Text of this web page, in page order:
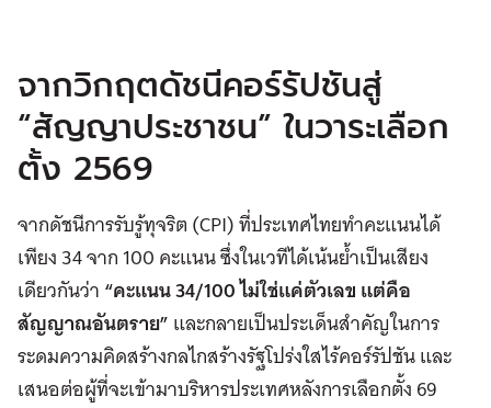
จากวิกฤตดัชนีคอร์รัปชันสู่
“สัญญาประชาชน” ในวาระเลือก
ตั้ง 2569
จากดัชนีการรับรู้ทุจริต (CPI) ที่ประเทศไทยทำคะแนนได้
เพียง 34 จาก 100 คะแนน ซึ่งในเวทีได้เน้นย้ำเป็นเสียง
เดียวกันว่า“คะแนน 34/100 ไม่ใช่แค่ตัวเลข แต่คือ
สัญญาณอันตราย”และกลายเป็นประเด็นสำคัญในการ
ระดมความคิดสร้างกลไกสร้างรัฐโปร่งใสไร้คอร์รัปชัน และ
เสนอต่อผู้ที่จะเข้ามาบริหารประเทศหลังการเลือกตั้ง 69